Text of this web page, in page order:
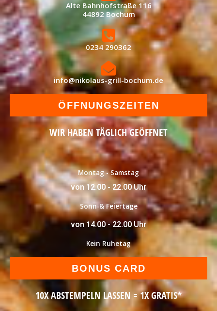
Alte Bahnhofstraße 116
44892 Bochum
0234 290362
info@nikolaus-grill-bochum.de
ÖFFNUNGSZEITEN
WIR HABEN TÄGLICH GEÖFFNET
Montag - Samstag
von 12.00 - 22.00 Uhr
Sonn-& Feiertage
von 14.00 - 22.00 Uhr
Kein Ruhetag
BONUS CARD
10X ABSTEMPELN LASSEN = 1X GRATIS*